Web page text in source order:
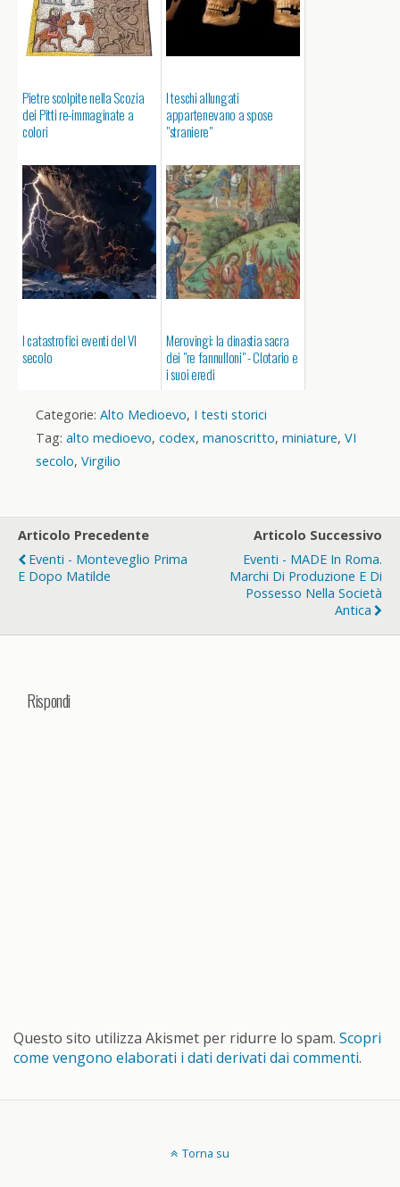
Pietre scolpite nella Scozia
dei Pitti re-immaginate a
colori
I teschi allungati
appartenevano a spose
"straniere"
I catastrofici eventi del VI
secolo
Merovingi: la dinastia sacra
dei "re fannulloni" - Clotario e
i suoi eredi
Categorie: Alto Medioevo, I testi storici
Tag: alto medioevo, codex, manoscritto, miniature, VI
secolo, Virgilio
Articolo Precedente
Eventi - Monteveglio Prima
E Dopo Matilde
Articolo Successivo
Eventi - MADE In Roma.
Marchi Di Produzione E Di
Possesso Nella Società
Antica
Rispondi
Questo sito utilizza Akismet per ridurre lo spam. Scopri
come vengono elaborati i dati derivati dai commenti.
Torna su